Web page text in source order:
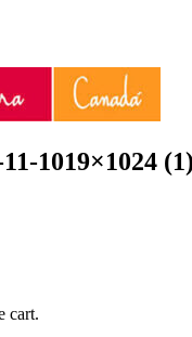
1019×1024 (1)
cart.